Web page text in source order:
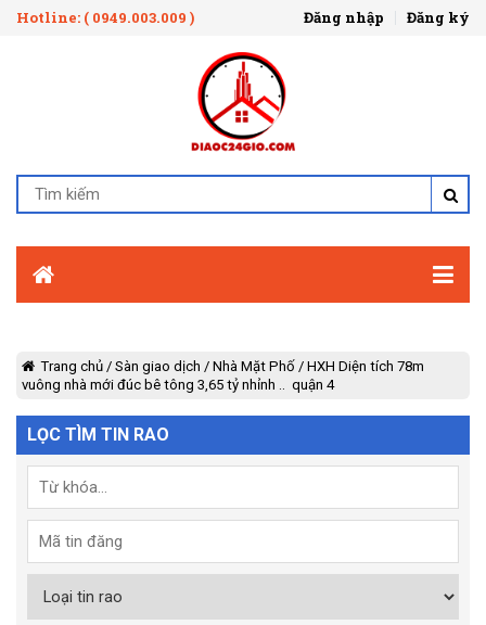
Hotline: ( 0949.003.009 ) Đăng nhập Đăng ký
Trang chủ / Sàn giao dịch / Nhà Mặt Phố / HXH Diện tích 78m
vuông nhà mới đúc bê tông 3,65 tỷ nhỉnh .. quận 4
LỌC TÌM TIN RAO